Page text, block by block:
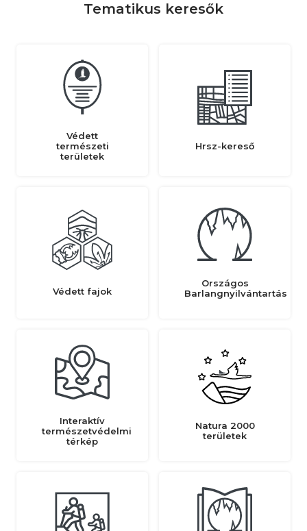
Tematikus keresők
Védett
természeti
területek
Hrsz-kereső
Védett fajok
Országos
Barlangnyilvántartás
Interaktív
természetvédelmi
térkép
Natura 2000
területek